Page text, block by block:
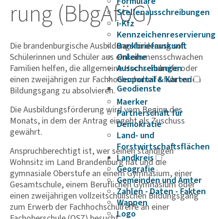
Stellenausschreibungen
i-Kfz
Kennzeichenreservierung
Bankbriefauskunft
Onleihe
Ausschreibungen
Geoportal & Karten
Geodienste
Maerker
Partnerschaft für
Demokratie
Land- und
Forstwirtschaftsflächen
Landkreis
Geografie
Gemeinden und Ämter
Zahlen - Daten - Fakten
Wappen
Logo
rung (BbgAföG)
Die brandenburgische Ausbildungsförderung soll
Schülerinnen und Schüler aus einkommensschwachen
Familien helfen, die allgemeine Hochschulreife oder
einen zweijährigen zur Fachhochschulreife führenden
Bildungsgang zu absolvieren.
Die Ausbildungsförderung wird vom Beginn des
Monats, in dem der Antrag eingeht als Zuschuss
gewährt.
Anspruchberechtigt ist, wer seinen ständigen
Wohnsitz im Land Brandenburg hat und die
gymnasiale Oberstufe an einem Gymnasium, einer
Gesamtschule, einem Beruflichen Gymnasium oder
einen zweijährigen vollzeitschulischen Bildungsgang
zum Erwerb der Fachhochschulreife an einer